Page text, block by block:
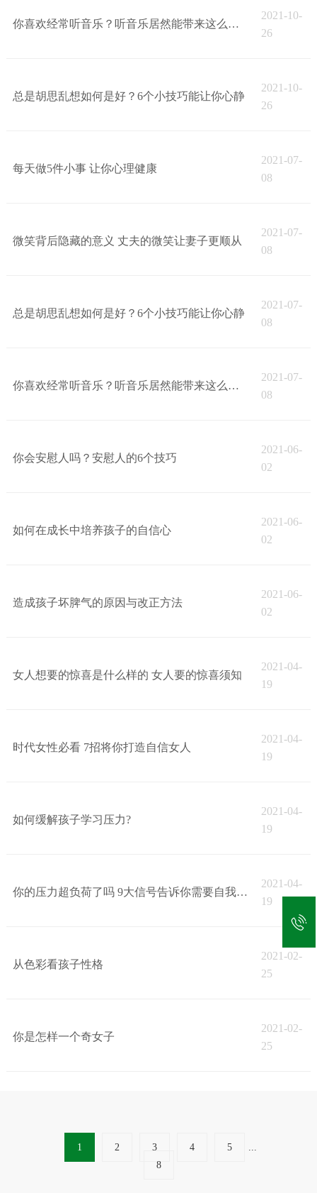
你喜欢经常听音乐？听音乐居然能带来这么多好处
2021-10-
26
总是胡思乱想如何是好？6个小技巧能让你心静
2021-10-
26
每天做5件小事 让你心理健康
2021-07-
08
微笑背后隐藏的意义 丈夫的微笑让妻子更顺从
2021-07-
08
总是胡思乱想如何是好？6个小技巧能让你心静
2021-07-
08
你喜欢经常听音乐？听音乐居然能带来这么多好处
2021-07-
08
你会安慰人吗？安慰人的6个技巧
2021-06-
02
如何在成长中培养孩子的自信心
2021-06-
02
造成孩子坏脾气的原因与改正方法
2021-06-
02
女人想要的惊喜是什么样的 女人要的惊喜须知
2021-04-
19
时代女性必看 7招将你打造自信女人
2021-04-
19
如何缓解孩子学习压力?
2021-04-
19
你的压力超负荷了吗 9大信号告诉你需要自我调节
2021-04-
19
从色彩看孩子性格
2021-02-
25
你是怎样一个奇女子
2021-02-
25
1 2 3 4 5
...
8